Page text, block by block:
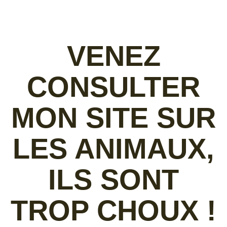
VENEZ
CONSULTER
MON SITE SUR
LES ANIMAUX,
ILS SONT
TROP CHOUX !